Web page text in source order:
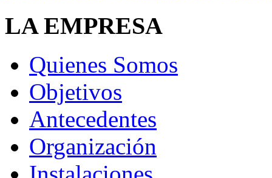
LA EMPRESA
Quienes Somos
Objetivos
Antecedentes
Organización